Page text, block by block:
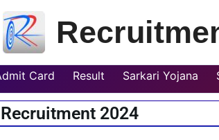
Card Result Sarkari Yojana
2024